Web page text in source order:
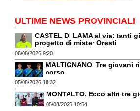
ULTIME NEWS PROVINCIALI
CASTEL DI LAMA al via: tanti
progetto di mister Oresti
06/08/2026 9:20
MALTIGNANO. Tre giovani
corso
05/08/2026 18:32
MONTALTO. Ecco altri tre
05/08/2026 10:54